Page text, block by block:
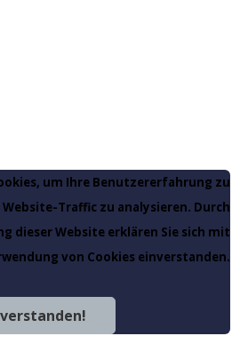
um Ihre Benutzererfahrung zu
Traffic zu analysieren. Durch
dieser Website erklären Sie sich mit
von Cookies einverstanden.